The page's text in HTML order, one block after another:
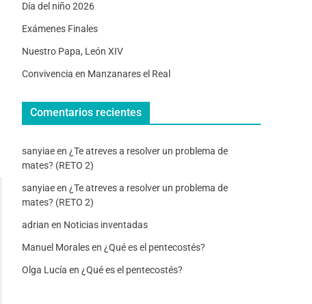
Día del niño 2026
Exámenes Finales
Nuestro Papa, León XIV
Convivencia en Manzanares el Real
Comentarios recientes
sanyiaeen ¿Te atreves a resolver un problema de
mates? (RETO 2)
sanyiaeen ¿Te atreves a resolver un problema de
mates? (RETO 2)
adrian en Noticias inventadas
Manuel Moralesen ¿Qué es el pentecostés?
Olga Lucía en ¿Qué es el pentecostés?